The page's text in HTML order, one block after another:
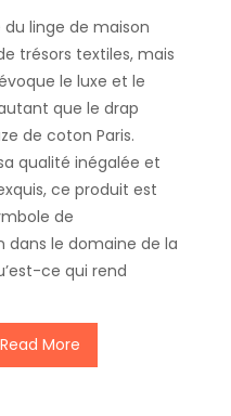
linge de maison
trésors textiles, mais
le luxe et le
que le drap
de coton Paris.
qualité inégalée et
ce produit est
de
dans le domaine de la
ce qui rend
Read More